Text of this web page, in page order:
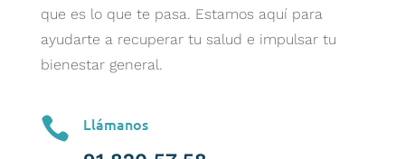
que es lo que te pasa. Estamos aquí para
ayudarte a recuperar tu salud e impulsar tu
bienestar general.
 Llámanos